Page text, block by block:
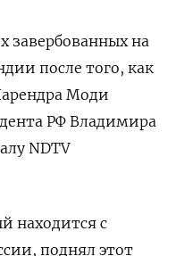
завербованных на
после того, как
Моди
РФ Владимира
NDTV
находится с
поднял этот